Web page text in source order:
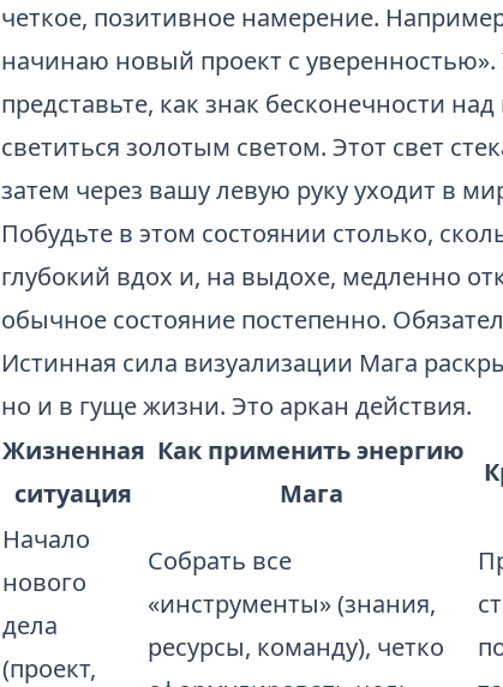
четкое, позитивное намерение.
начинаю новый проект с
представьте, как знак бесконечности
светиться золотым светом. Этот свет
затем через вашу левую руку уходит в
Побудьте в этом состоянии столько,
глубокий вдох и, на выдохе, медленно
обычное состояние постепенно.
Истинная сила визуализации Мага
но и в гуще жизни. Это аркан действия.
Жизненная
ситуация
Как применить энергию
Мага
Начало
нового
дела
(проект,
Собрать все
«инструменты» (знания,
ресурсы, команду), четко